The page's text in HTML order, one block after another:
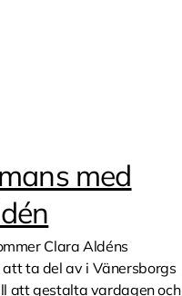
med
Clara Aldéns
ta del av i Vänersborgs
att gestalta vardagen och